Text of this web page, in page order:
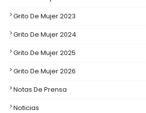
Grito De Mujer 2023
Grito De Mujer 2024
Grito De Mujer 2025
Grito De Mujer 2026
Notas De Prensa
Noticias